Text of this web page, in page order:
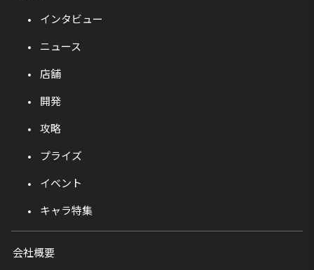
インタビュー
ニュース
店舗
開発
攻略
プライズ
イベント
キャラ特集
会社概要